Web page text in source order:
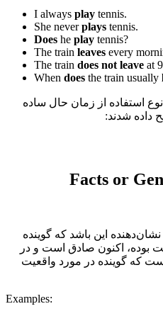
I always play tennis.
She neverplays tennis.
Does he play tennis?
The train leaves every
The train does not leave at
When does the train usually
استفاده از زمان حال ساده
داده شدند:
Facts or
این باشد که گوینده
بوده، اکنون صادق است و در
که گوینده در مورد واقعیت
Examples: